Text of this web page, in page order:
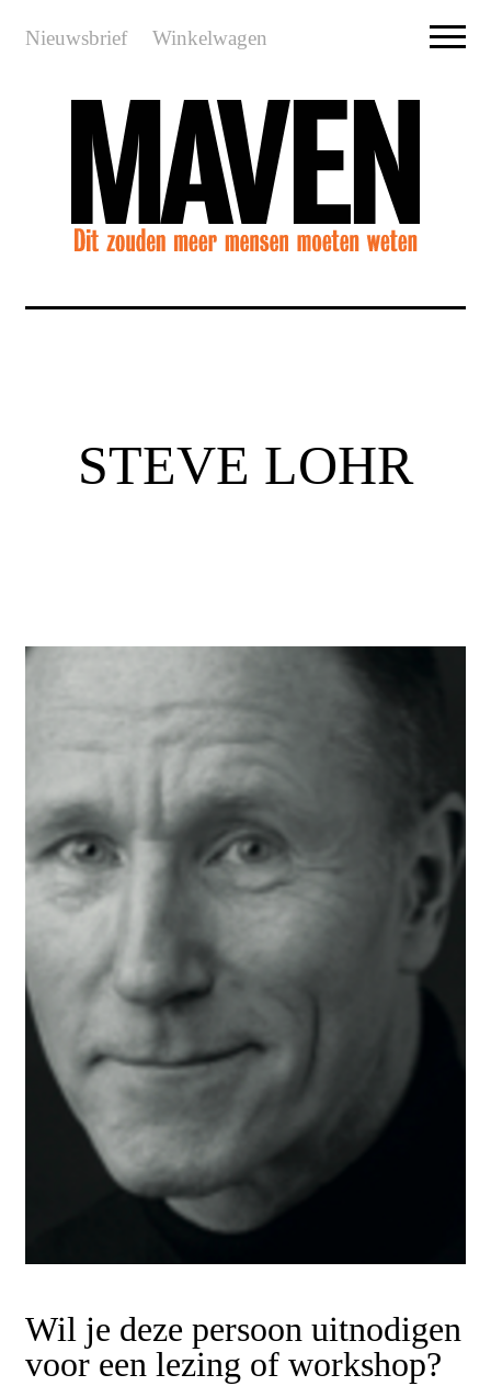
Nieuwsbrief Winkelwagen
STEVE LOHR
Wil je deze persoon uitnodigen
voor een lezing of workshop?